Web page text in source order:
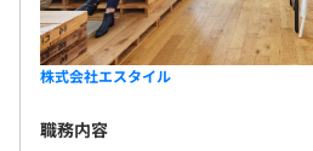
株式会社エスタイル
職務内容